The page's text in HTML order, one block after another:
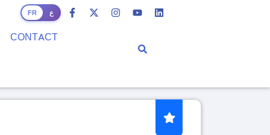
FR ع
CONTACT